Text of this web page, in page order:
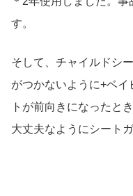
す。
そして、チャイルドシ
がつかないように+ベ
トが前向きになったと
大丈夫なようにシート